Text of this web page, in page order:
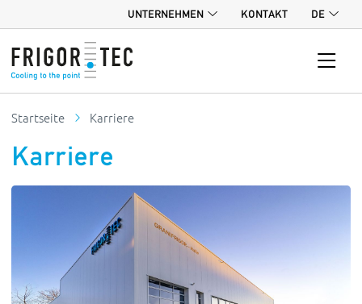
UNTERNEHMEN KONTAKT DE
Startseite Karriere
Karriere